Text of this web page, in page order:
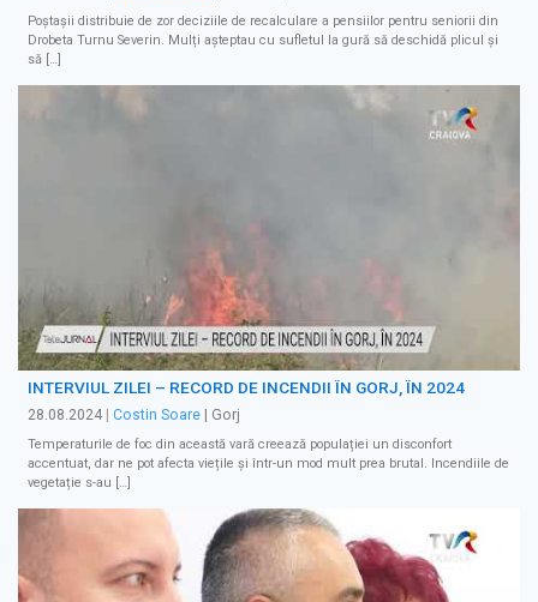
Poștașii distribuie de zor deciziile de recalculare a pensiilor pentru seniorii din
Drobeta Turnu Severin. Mulți așteptau cu sufletul la gură să deschidă plicul și
să […]
INTERVIUL ZILEI – RECORD DE INCENDII ÎN GORJ, ÎN 2024
28.08.2024 Costin Soare | Gorj
Temperaturile de foc din această vară creează populației un disconfort
accentuat, dar ne pot afecta viețile și într-un mod mult prea brutal. Incendiile de
vegetație s-au […]